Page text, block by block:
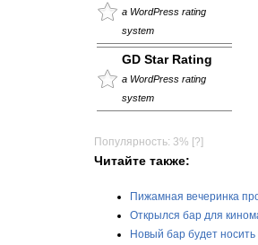
a WordPress rating
system
GD Star Rating
a WordPress rating
system
Популярность: 3% [?]
Читайте также:
Пижамная вечеринка
Открылся бар для
Новый бар будет